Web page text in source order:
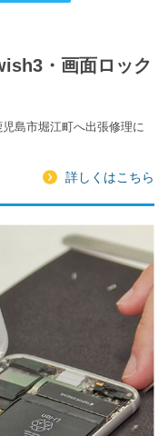
・画面ロック
島市堀江町へ出張修理に
詳しくはこちら